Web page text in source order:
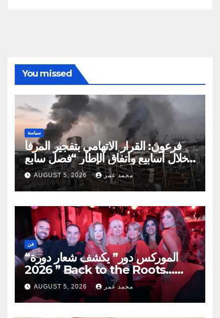
You missed
سياسة
فرعون: القرار الاتهامي بتفجير المرفأ
خلال أسابيع واتفاق الإطار “فصل سابع
ونصف”
AUGUST 5, 2026 محمد عمر
فن
“الموركس دور” يكشف شعار دورة
2026 ” Back to the Roots…
Eye on the Future “
AUGUST 5, 2026 محمد عمر